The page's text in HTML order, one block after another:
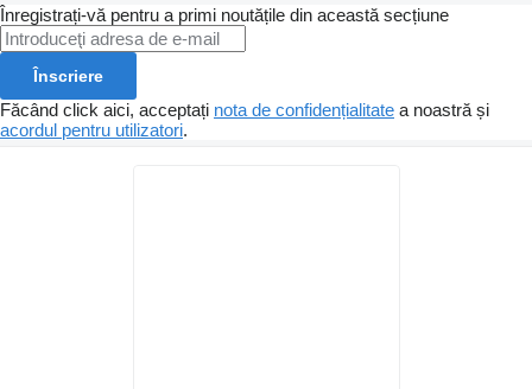
Înregistrați-vă pentru a primi noutățile din această secțiune
Înscriere
Făcând click aici, acceptați nota de confidențialitate a noastră și
acordul pentru utilizatori.